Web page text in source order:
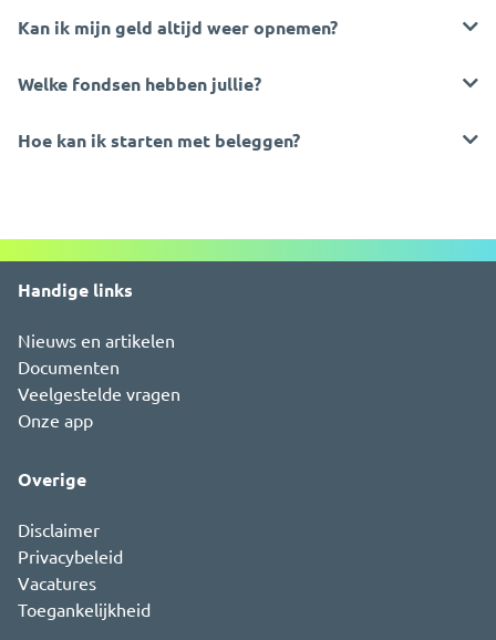
Kan ik mijn geld altijd weer opnemen?
Welke fondsen hebben jullie?
Hoe kan ik starten met beleggen?
Handige links
Nieuws en artikelen
Documenten
Veelgestelde vragen
Onze app
Overige
Disclaimer
Privacybeleid
Vacatures
Toegankelijkheid